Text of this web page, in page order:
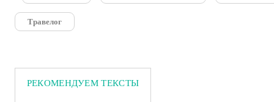
Травелог
РЕКОМЕНДУЕМ ТЕКСТЫ